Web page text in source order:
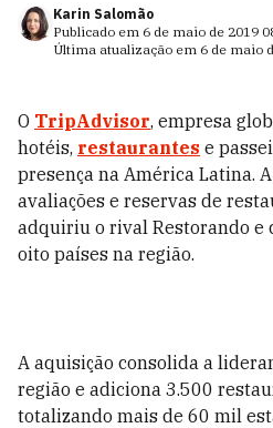
Karin Salomão
Publicado em 6 de maio de 2019
Última atualização em 6 de maio
O TripAdvisor, empresa
hotéis, restaurantes e
presença na América Latina.
avaliações e reservas de
adquiriu o rival Restorando e
oito países na região.
A aquisição consolida a
região e adiciona 3.500
totalizando mais de 60 mil